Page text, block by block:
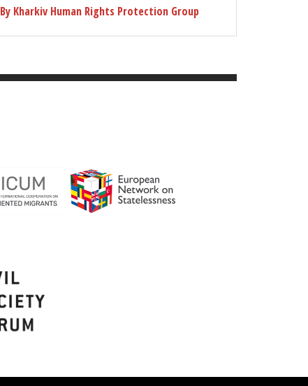
By Kharkiv Human Rights Protection Group